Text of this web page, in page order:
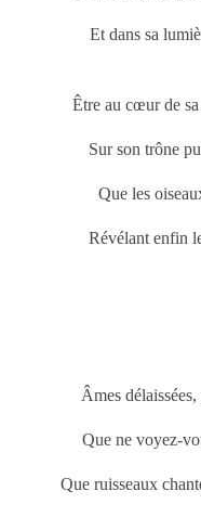
Et dans sa
Être au cœur de
Sur son trône
Que les
Révélant enfin
Âmes
Que ne voyez-
Que ruisseaux